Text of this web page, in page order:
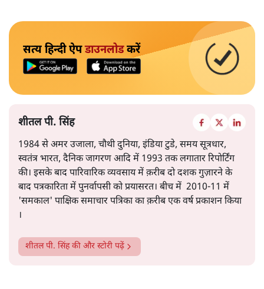
सत्य हिन्दी ऐपडाउनलोडकरें
शीतल पी. सिंह
1984 से अमर उजाला, चौथी दुनिया, इंडिया टुडे, समय सूत्रधार,
स्वतंत्र भारत, दैनिक जागरण आदि में 1993 तक लगातार रिपोर्टिंग
की। इसके बाद पारिवारिक व्यवसाय में क़रीब दो दशक गुज़ारने के
बाद पत्रकारिता में पुनर्वापसी को प्रयासरत। बीच में 2010-11 में
'समकाल' पाक्षिक समाचार पत्रिका का क़रीब एक वर्ष प्रकाशन किया
।
शीतल पी. सिंहकी और स्टोरी पढ़ें